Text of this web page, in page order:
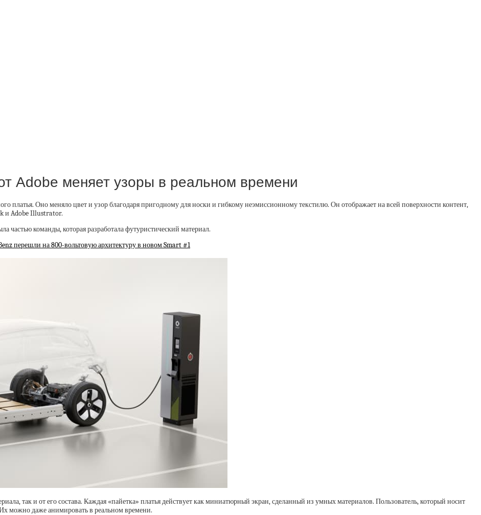
Adobe меняет узоры в реальном времени
платья. Оно меняло цвет и узор благодаря пригодному для носки и гибкому неэмиссионному текстилю. Он отображает на всей поверхности контент,
и Adobe Illustrator.
команды, которая разработала футуристический материал.
перешли на 800-вольтовую архитектуру в новом Smart #1
так и от его состава. Каждая «пайетка» платья действует как миниатюрный экран, сделанный из умных материалов. Пользователь, который носит
можно даже анимировать в реальном времени.